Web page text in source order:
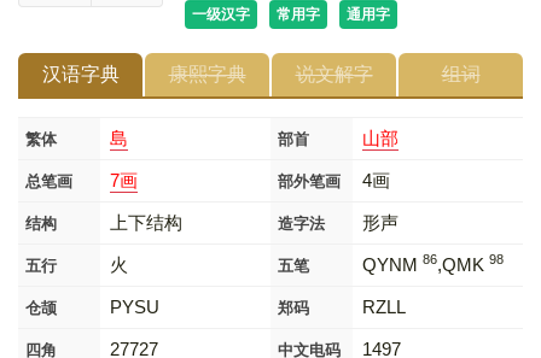
一级汉字 常用字 通用字
汉语字典 康熙字典 说文解字 组词
繁体 島 部首 山部
总笔画 7画 部外笔画 4画
结构 上下结构 造字法 形声
五行 火 五笔 QYNM 86,QMK 98
仓颉 PYSU 郑码 RZLL
四角 27727 中文电码 1497